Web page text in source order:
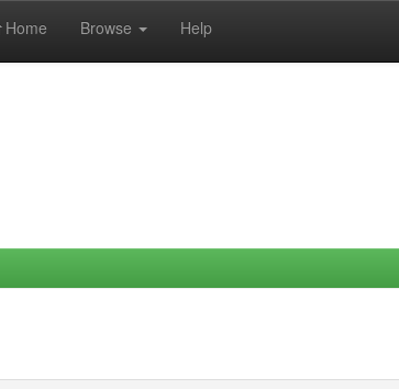
Home Browse Help